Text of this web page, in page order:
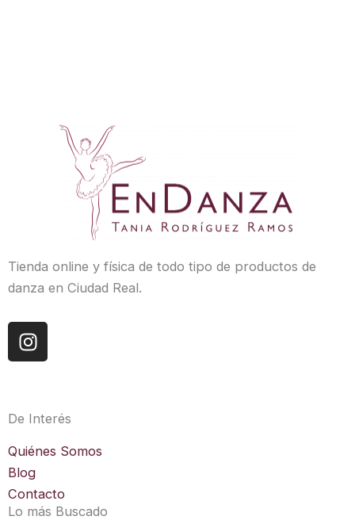
Tienda online y física de todo tipo de productos de
danza en Ciudad Real.
I
n
a
g
r
a
m
De Interés
Quiénes Somos
Blog
Contacto
Lo más Buscado